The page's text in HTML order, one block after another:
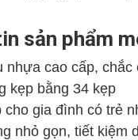
sản phẩm
nhựa cao cấp, chắc
kẹp bằng 34 kẹp
gia đình có trẻ
nhỏ gọn, tiết kiệm